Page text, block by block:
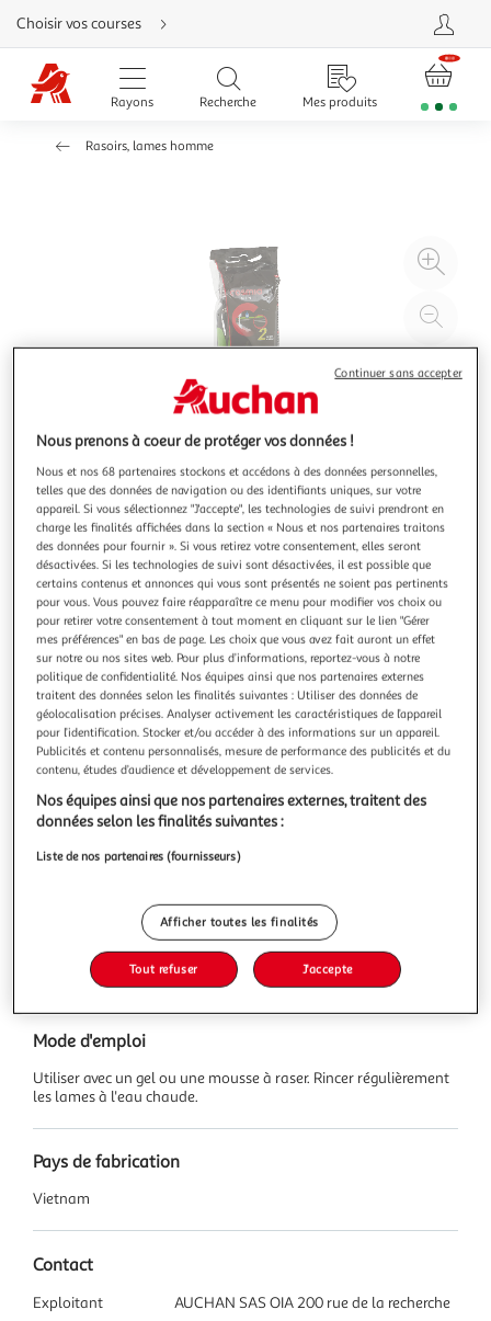
Aller
directement
au
contenu
Aller
directement
Aller
Choisir vos courses
Rayons Recherche Mes produits
Rasoirs, lames homme
à
Illustration
précédente
Illustration
suivante
4.5 (2)
COSMIA MEN
Confort flex rasoirs 2 lames jetables peaux sensibles
10 rasoirs
Vous voulez connaître le prix de ce produit ?
Afficher le prix
1 pièce(s)
Mode d'emploi
Utiliser avec un gel ou une mousse à raser. Rincer régulièrement
les lames à l'eau chaude.
Pays de fabrication
Vietnam
Contact
Exploitant
AUCHAN SAS OIA 200 rue de la recherche
Nous prenons à coeur de protéger vos données !
Nous et nos 68 partenaires stockons et accédons à des données personnelles,
telles que des données de navigation ou des identifiants uniques, sur votre
appareil. Si vous sélectionnez "J'accepte", les technologies de suivi prendront en
charge les finalités affichées dans la section « Nous et nos partenaires traitons
des données pour fournir ». Si vous retirez votre consentement, elles seront
désactivées. Si les technologies de suivi sont désactivées, il est possible que
certains contenus et annonces qui vous sont présentés ne soient pas pertinents
pour vous. Vous pouvez faire réapparaître ce menu pour modifier vos choix ou
pour retirer votre consentement à tout moment en cliquant sur le lien "Gérer
mes préférences" en bas de page. Les choix que vous avez fait auront un effet
sur notre ou nos sites web. Pour plus d’informations, reportez-vous à notre
politique de confidentialité. Nos équipes ainsi que nos partenaires externes
traitent des données selon les finalités suivantes : Utiliser des données de
géolocalisation précises. Analyser activement les caractéristiques de l’appareil
pour l’identification. Stocker et/ou accéder à des informations sur un appareil.
Publicités et contenu personnalisés, mesure de performance des publicités et du
contenu, études d’audience et développement de services.
Nos équipes ainsi que nos partenaires externes, traitent des
données selon les finalités suivantes :
Liste de nos partenaires (fournisseurs)
Afficher toutes les finalités
Tout refuser J'accepte
Continuer sans accepter